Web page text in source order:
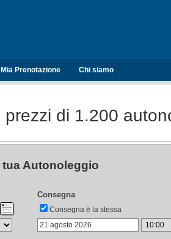
Mia Prenotazione Chi siamo
prezzi di 1.200
tua Autonoleggio
Consegna
Consegna è la stessa